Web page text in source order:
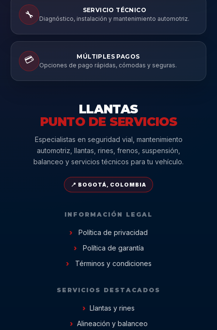
🔧
SERVICIO TÉCNICO
Diagnóstico, instalación y mantenimiento automotriz.
💳
MÚLTIPLES PAGOS
Opciones de pago rápidas, cómodas y seguras.
LLANTAS
PUNTO DE SERVICIOS
Especialistas en seguridad vial, mantenimiento
automotriz, llantas, rines, frenos, suspensión,
balanceo y servicios técnicos para tu vehículo.
📍 BOGOTÁ, COLOMBIA
INFORMACIÓN LEGAL
Política de privacidad
Política de garantía
Términos y condiciones
SERVICIOS DESTACADOS
Llantas y rines
Alineación y balanceo